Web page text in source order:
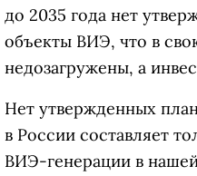
до 2035 года нет
объекты ВИЭ, что в
недозагружены, а
Нет утвержденных
в России составляет
ВИЭ-генерации в